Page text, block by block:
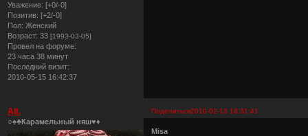
Уважение: [+0/-0]
Позитив: [+2/-0]
Пол: Женский
Возраст: 33 [1993-03-05]
Провел на форуме:
23 часа 38 минут
Последний визит:
2010-05-15 16:42:37
Поделиться2010-02-13 18:31:41
Alt.
○♠♣Карамельный няш♥♦
Misa